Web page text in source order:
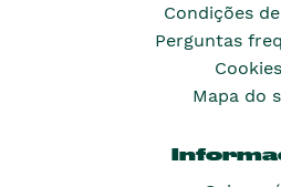
Condições
Perguntas
Cookies
Mapa do